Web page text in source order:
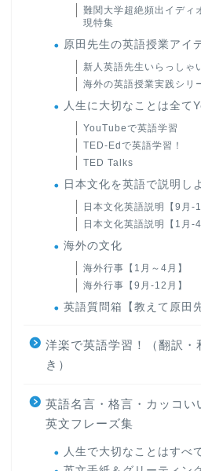
難関大学超絶頻出イディ
現特集
原田先生の英語授業アイ
新人英語先生いらっしゃ
海外の英語授業実践シリ
人生に大切なことは全て
YouTubeで英語学習
TED-Edで英語学習！
TED Talks
日本文化を英語で説明し
日本文化英語説明【9月-
日本文化英語説明【1月-4
海外の文化
海外行事【1月～4月】
海外行事【9月-12月】
英語質問箱【教えて原田
洋楽で英語学習！（翻訳・
き）
英語名言・格言・カッコい
英文フレーズ集
人生で大切なことはすべ